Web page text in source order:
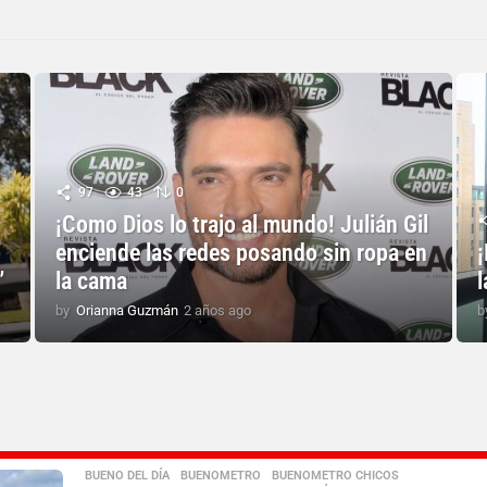
97 43 0
¡Como Dios lo trajo al mundo! Julián Gil
enciende las redes posando sin ropa en
la cama
by Orianna Guzmán 2 años ago
o
BUENO DEL DÍA ,BUENOMETRO ,BUENOMETRO CHICOS